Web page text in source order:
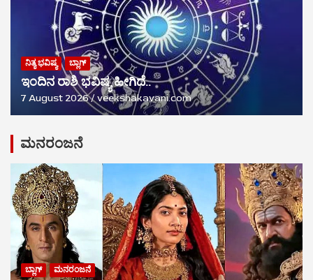
ನಿತ್ಯ ಭವಿಷ್ಯ ಬ್ಲಾಗ್
ಇಂದಿನ ರಾಶಿ ಭವಿಷ್ಯ ಹೀಗಿದೆ..
7 August 2026 veekshakavani.com
ಮನರಂಜನೆ
ಬ್ಲಾಗ್ ಮನರಂಜನೆ